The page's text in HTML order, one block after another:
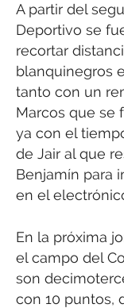
A partir del
Deportivo se
recortar
blanquinegros
tanto con un
Marcos que se
ya con el
de Jair al que
Benjamín para
en el
En la próxima
el campo del
son
con 10 puntos,